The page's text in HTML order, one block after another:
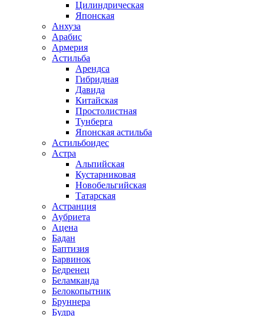
Цилиндрическая
Японская
Анхуза
Арабис
Армерия
Астильба
Арендса
Гибридная
Давида
Китайская
Простолистная
Тунберга
Японская астильба
Астильбоидес
Астра
Альпийская
Кустарниковая
Новобельгийская
Татарская
Астранция
Аубриета
Ацена
Бадан
Баптизия
Барвинок
Бедренец
Беламканда
Белокопытник
Бруннера
Будра